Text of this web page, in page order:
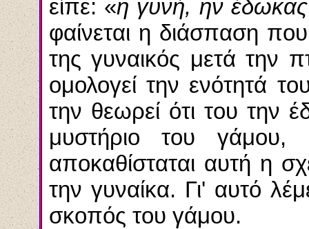
είπε: «η γυνή, ηνέδωκας
φαίνεται η διάσπαση
της γυναικός μετά
ομολογεί την ενότητά
την θεωρεί ότι του
μυστήριο του γάμου,
αποκαθίσταται αυτή η
την γυναίκα. Γι' αυτό
σκοπός του γάμου.